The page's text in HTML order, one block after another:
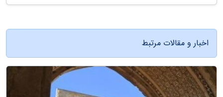
اخبار و مقالات مرتبط